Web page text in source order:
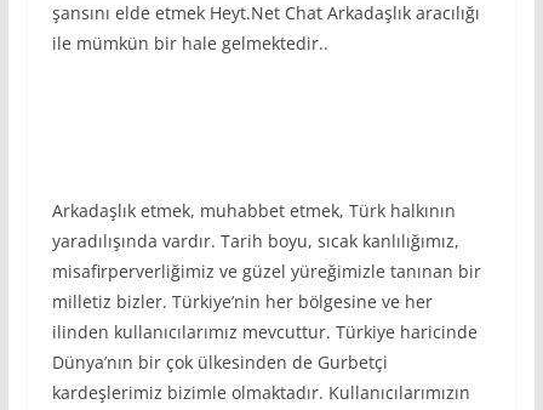
şansını elde etmek Heyt.Net Chat Arkadaşlık aracılığı
ile mümkün bir hale gelmektedir..
Arkadaşlık etmek, muhabbet etmek, Türk halkının
yaradılışında vardır. Tarih boyu, sıcak kanlılığımız,
misafirperverliğimiz ve güzel yüreğimizle tanınan bir
milletiz bizler. Türkiye’nin her bölgesine ve her
ilinden kullanıcılarımız mevcuttur. Türkiye haricinde
Dünya’nın bir çok ülkesinden de Gurbetçi
kardeşlerimiz bizimle olmaktadır. Kullanıcılarımızın